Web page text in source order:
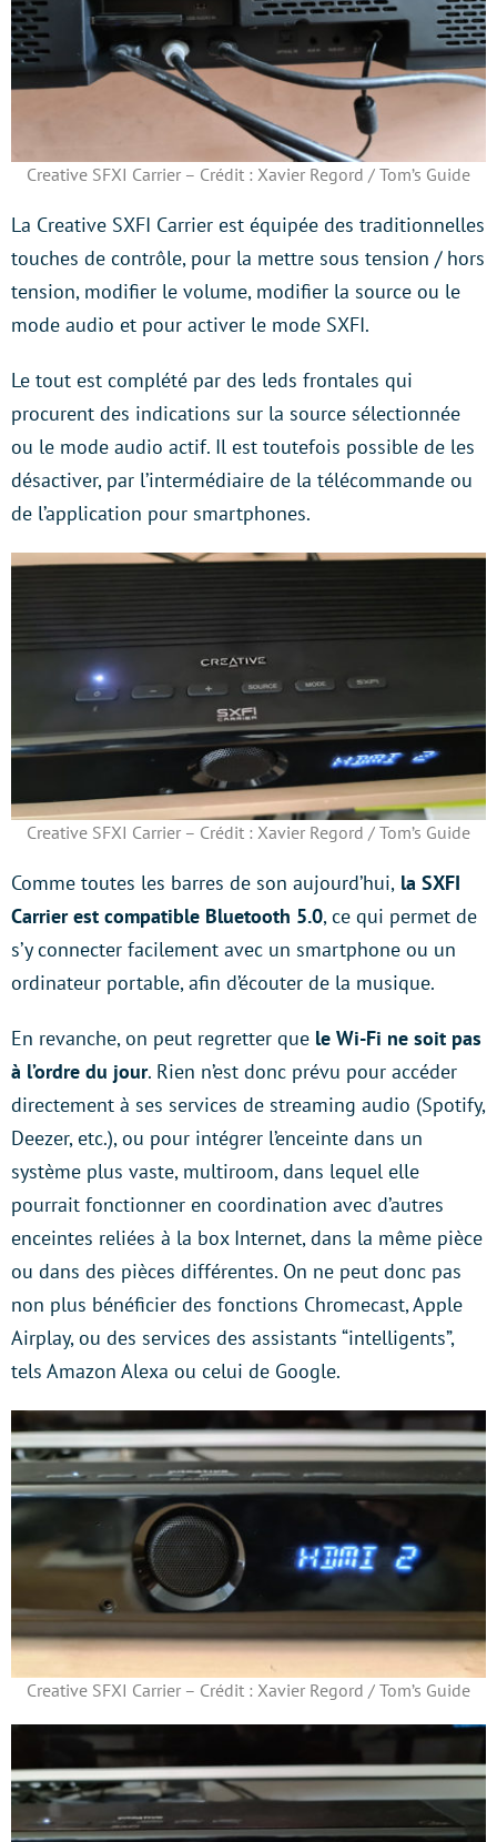
Creative SFXI Carrier – Crédit : Xavier Regord / Tom’s Guide
La Creative SXFI Carrier est équipée des traditionnelles
touches de contrôle, pour la mettre sous tension / hors
tension, modifier le volume, modifier la source ou le
mode audio et pour activer le mode SXFI.
Le tout est complété par des leds frontales qui
procurent des indications sur la source sélectionnée
ou le mode audio actif. Il est toutefois possible de les
désactiver, par l’intermédiaire de la télécommande ou
de l’application pour smartphones.
Creative SFXI Carrier – Crédit : Xavier Regord / Tom’s Guide
Comme toutes les barres de son aujourd’hui, la SXFI
Carrier est compatible Bluetooth 5.0, ce qui permet de
s’y connecter facilement avec un smartphone ou un
ordinateur portable, afin d’écouter de la musique.
En revanche, on peut regretter que le Wi-Fi ne soit pas
à l’ordre du jour. Rien n’est donc prévu pour accéder
directement à ses services de streaming audio (Spotify,
Deezer, etc.), ou pour intégrer l’enceinte dans un
système plus vaste, multiroom, dans lequel elle
pourrait fonctionner en coordination avec d’autres
enceintes reliées à la box Internet, dans la même pièce
ou dans des pièces différentes. On ne peut donc pas
non plus bénéficier des fonctions Chromecast, Apple
Airplay, ou des services des assistants “intelligents”,
tels Amazon Alexa ou celui de Google.
Creative SFXI Carrier – Crédit : Xavier Regord / Tom’s Guide